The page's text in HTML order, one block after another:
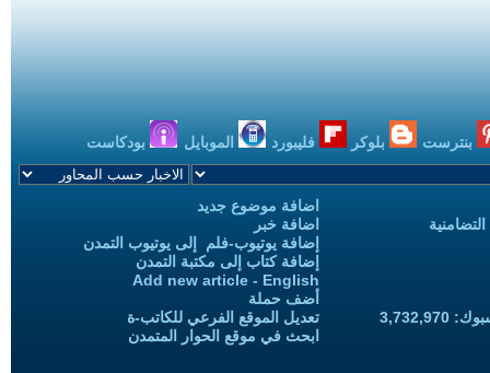
بنترست بلوكر فليبورد الموبايل بودكاست
اضافة موضوع جديد
اضافة خبر
إضافة يوتيوب-فلم إلى يوتيوب التمدن
إضافة كتاب إلى مكتبة التمدن
Add new article - English
أضف حملة
تعديل الموقع الفرعي للكاتب-ة
ابحث في موقع الحوار المتمدن